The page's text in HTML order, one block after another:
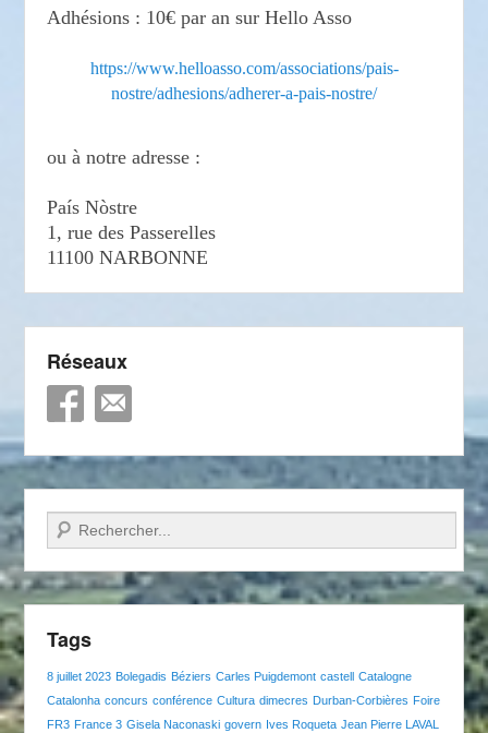
Adhésions : 10€ par an sur Hello Asso
https://www.helloasso.com/associations/pais-
nostre/adhesions/adherer-a-pais-nostre/
ou à notre adresse :
País Nòstre
1, rue des Passerelles
11100 NARBONNE
Réseaux
Recherche
Tags
8 juillet 2023 Bolegadis Béziers Carles Puigdemont castell
Catalogne
Catalonha concurs conférence Cultura dimecres Durban-Corbières Foire
FR3 France 3 Gisela Naconaski govern Ives Roqueta Jean Pierre LAVAL